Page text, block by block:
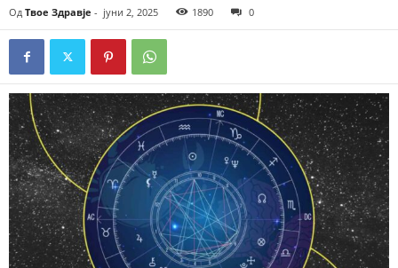
Од Твое Здравје - јуни 2, 2025 1890 0